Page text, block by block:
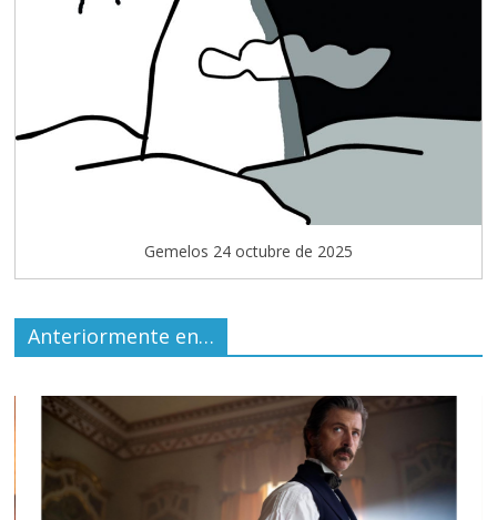
Gemelos 24 octubre de 2025
Anteriormente en…